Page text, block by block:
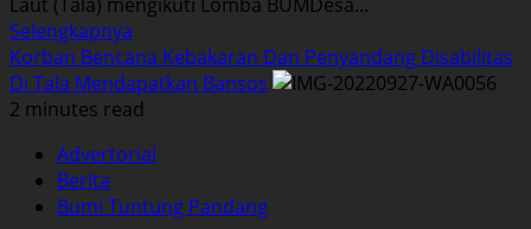
Selengkapnya
more
about
Tujuh
Di
Ikuti
Korban Bencana Kebakaran Dan Penyandang Disabilitas
Di Tala Mendapatkan Bansos
2 minutes read
Advertorial
Berita
Bumi Tuntung Pandang